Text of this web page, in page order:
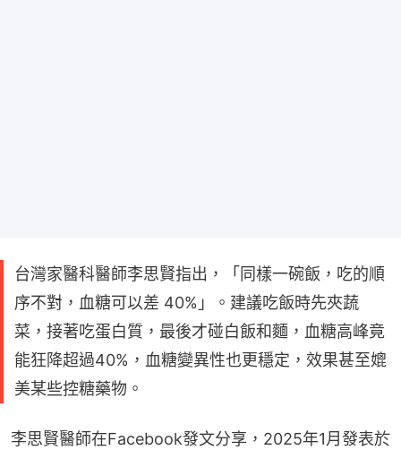
台灣家醫科醫師李思賢指出，「同樣一碗飯，吃的順
序不對，血糖可以差 40%」。建議吃飯時先夾蔬
菜，接著吃蛋白質，最後才碰白飯和麵，血糖高峰竟
能狂降超過40%，血糖變異性也更穩定，效果甚至媲
美某些控糖藥物。
李思賢醫師在Facebook發文分享，2025年1月發表於